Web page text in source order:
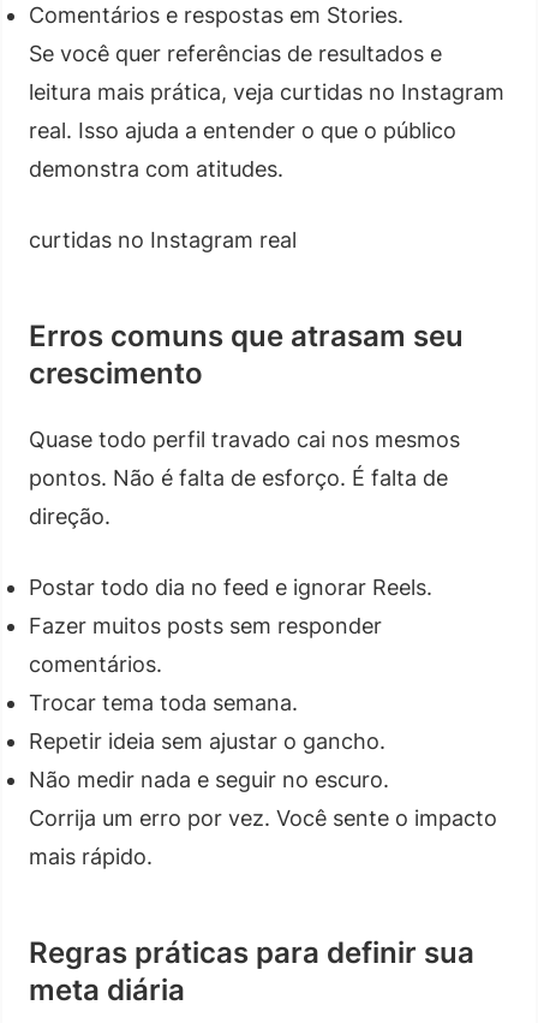
Comentários e respostas em Stories.
Se você quer referências de resultados e
leitura mais prática, veja curtidas no Instagram
real. Isso ajuda a entender o que o público
demonstra com atitudes.
curtidas no Instagram real
Erros comuns que atrasam seu
crescimento
Quase todo perfil travado cai nos mesmos
pontos. Não é falta de esforço. É falta de
direção.
Postar todo dia no feed e ignorar Reels.
Fazer muitos posts sem responder
comentários.
Trocar tema toda semana.
Repetir ideia sem ajustar o gancho.
Não medir nada e seguir no escuro.
Corrija um erro por vez. Você sente o impacto
mais rápido.
Regras práticas para definir sua
meta diária